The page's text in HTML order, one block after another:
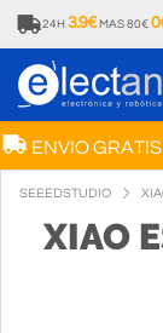
24H 3.9€ MAS 80€
ENVIO GRATIS
SEEEDSTUDIO
XIAO